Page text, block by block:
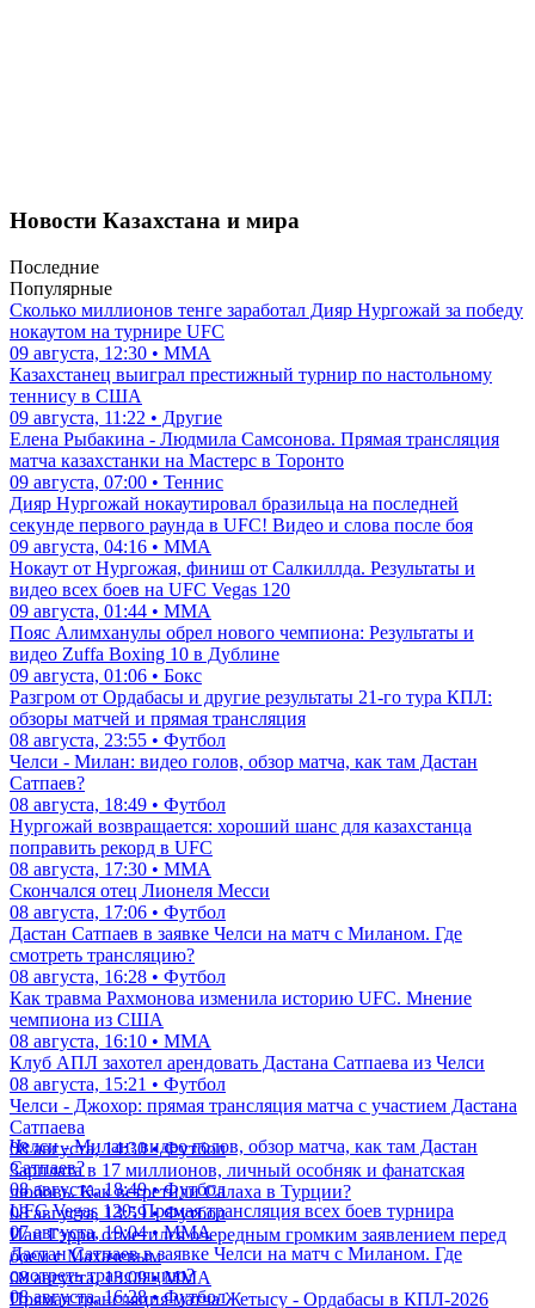
Новости Казахстана и мира
Последние
Популярные
Сколько миллионов тенге заработал Дияр Нургожай за победу
нокаутом на турнире UFC
09 августа, 12:30 • ММА
Казахстанец выиграл престижный турнир по настольному
теннису в США
09 августа, 11:22 • Другие
Елена Рыбакина - Людмила Самсонова. Прямая трансляция
матча казахстанки на Мастерс в Торонто
09 августа, 07:00 • Теннис
Дияр Нургожай нокаутировал бразильца на последней
секунде первого раунда в UFC! Видео и слова после боя
09 августа, 04:16 • ММА
Нокаут от Нургожая, финиш от Салкиллда. Результаты и
видео всех боев на UFC Vegas 120
09 августа, 01:44 • ММА
Пояс Алимханулы обрел нового чемпиона: Результаты и
видео Zuffa Boxing 10 в Дублине
09 августа, 01:06 • Бокс
Разгром от Ордабасы и другие результаты 21-го тура КПЛ:
обзоры матчей и прямая трансляция
08 августа, 23:55 • Футбол
Челси - Милан: видео голов, обзор матча, как там Дастан
Сатпаев?
08 августа, 18:49 • Футбол
Нургожай возвращается: хороший шанс для казахстанца
поправить рекорд в UFC
08 августа, 17:30 • ММА
Скончался отец Лионеля Месси
08 августа, 17:06 • Футбол
Дастан Сатпаев в заявке Челси на матч с Миланом. Где
смотреть трансляцию?
08 августа, 16:28 • Футбол
Как травма Рахмонова изменила историю UFC. Мнение
чемпиона из США
08 августа, 16:10 • ММА
Клуб АПЛ захотел арендовать Дастана Сатпаева из Челси
08 августа, 15:21 • Футбол
Челси - Джохор: прямая трансляция матча с участием Дастана
Сатпаева
08 августа, 14:30 • Футбол
Зарплата в 17 миллионов, личный особняк и фанатская
любовь. Как встретили Салаха в Турции?
08 августа, 13:59 • Футбол
Иан Гэрри отметился очередным громким заявлением перед
боем с Махачевым
08 августа, 13:09 • ММА
Прямая трансляция матча Жетысу - Ордабасы в КПЛ-2026
Челси - Милан: видео голов, обзор матча, как там Дастан
Сатпаев?
08 августа, 18:49 • Футбол
UFC Vegas 120: Прямая трансляция всех боев турнира
07 августа, 19:04 • ММА
Дастан Сатпаев в заявке Челси на матч с Миланом. Где
смотреть трансляцию?
08 августа, 16:28 • Футбол